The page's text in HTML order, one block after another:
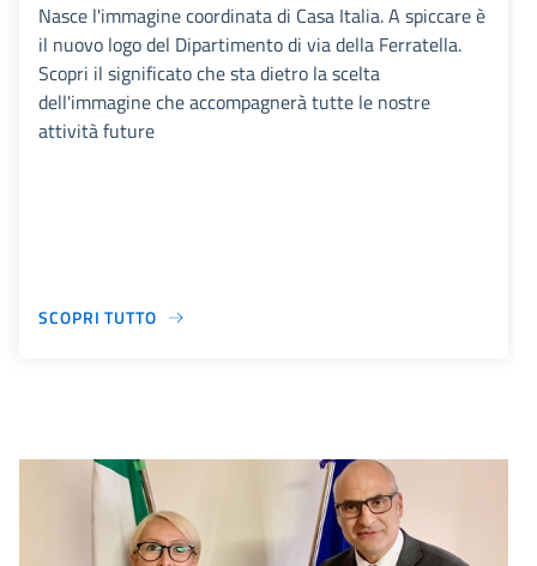
Nasce l'immagine coordinata di Casa Italia. A spiccare è
il nuovo logo del Dipartimento di via della Ferratella.
Scopri il significato che sta dietro la scelta
dell'immagine che accompagnerà tutte le nostre
attività future
SCOPRI TUTTO